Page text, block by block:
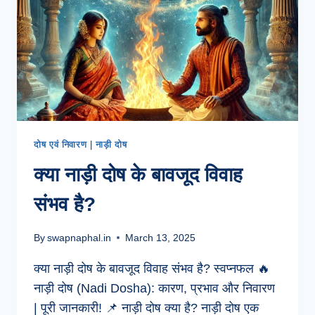
दोष एवं निवारण|नाड़ी दोष
क्या नाड़ी दोष के बावजूद विवाह
संभव है?
Byswapnaphal.in March 13, 2025
क्या नाड़ी दोष के बावजूद विवाह संभव है? स्वप्नफल 🔥
नाड़ी दोष (Nadi Dosha): कारण, प्रभाव और निवारण
| पूरी जानकारी! 📌 नाड़ी दोष क्या है? नाड़ी दोष एक